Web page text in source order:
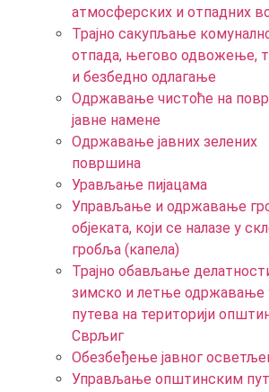
атмосферских и отпадних
Трајно сакупљање
отпада, његово одвожење,
и безбедно одлагање
Одржавање чистоће на
јавне намене
Одржавање јавних зелених
површина
Урављање пијацама
Управљање и одржавање
објеката, који се налазе у
гробља (капела)
Трајно обављање
зимско и летње одржавање
путева на територији
Сврљиг
Обезбеђење јавног
Управљање општинским